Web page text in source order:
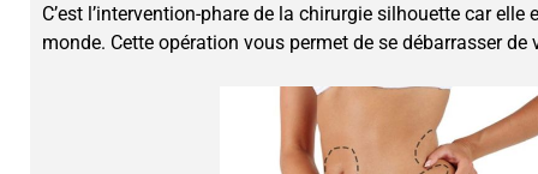
C’est l’intervention-phare de la chirurgie silhouette car
monde. Cette opération vous permet de se débarrasser de